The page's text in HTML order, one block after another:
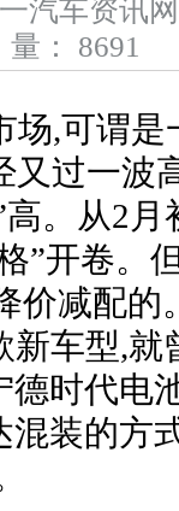
汽车资
量： 8691
场,可谓
又过一波
高。从2
”开卷。
价减配的
新车型,就
时代电
装的方